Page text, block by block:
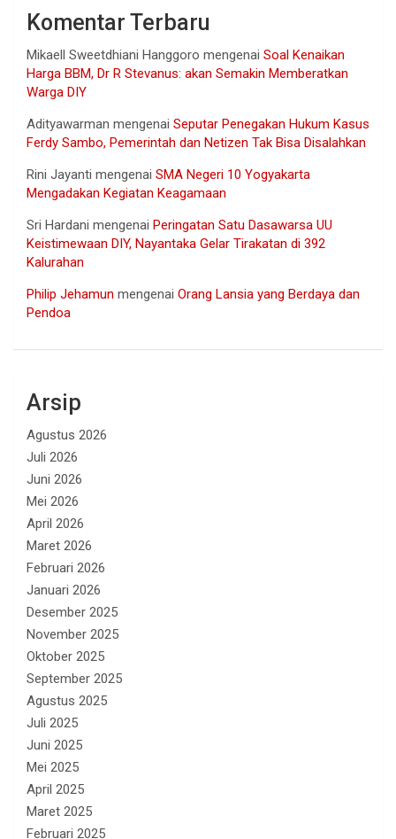
Komentar Terbaru
Mikaell Sweetdhiani Hanggoro mengenai Soal Kenaikan
Harga BBM, Dr R Stevanus: akan Semakin Memberatkan
Warga DIY
Adityawarman mengenai Seputar Penegakan Hukum Kasus
Ferdy Sambo, Pemerintah dan Netizen Tak Bisa Disalahkan
Rini Jayanti mengenai SMA Negeri 10 Yogyakarta
Mengadakan Kegiatan Keagamaan
Sri Hardani mengenai Peringatan Satu Dasawarsa UU
Keistimewaan DIY, Nayantaka Gelar Tirakatan di 392
Kalurahan
Philip Jehamun mengenai Orang Lansia yang Berdaya dan
Pendoa
Arsip
Agustus 2026
Juli 2026
Juni 2026
Mei 2026
April 2026
Maret 2026
Februari 2026
Januari 2026
Desember 2025
November 2025
Oktober 2025
September 2025
Agustus 2025
Juli 2025
Juni 2025
Mei 2025
April 2025
Maret 2025
Februari 2025